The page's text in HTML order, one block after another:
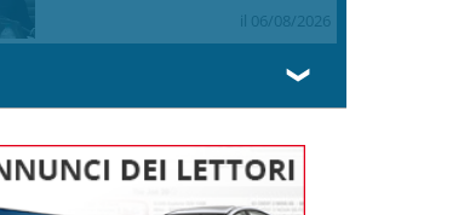
il 06/08/2026
❯